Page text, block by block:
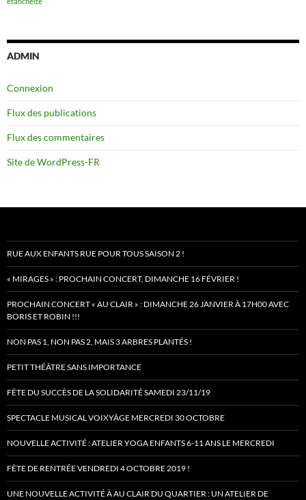
ADMIN
Connexion
Flux des publications
Flux des commentaires
Site de WordPress-FR
RUE AUX ENFANTS RUE POUR TOUS SAISON 2 !
« MIRAGES » : PROCHAIN CONCERT, DIMANCHE 16 FÉVRIER !
PROCHAIN CONCERT « AU CLAIR » : DIMANCHE 26 JANVIER À 17H00 AVEC
BORIS ET ROBIN !!!
NON PAS 1, NON PAS 2, MAIS 3 ARBRES PLANTÉS !
PETIT THÉÂTRE SANS IMPORTANCE
FÊTE DU SUCCÈS DE LA SOLIDARITÉ SAMEDI 23/11/19
SPECTACLE MUSICAL VOIXYÂGE MERCREDI 30 OCTOBRE
NOUVELLE ACTIVITÉ : ATELIER YOGA ENFANTS 6-11 ANS LE MERCREDI
FÊTE DE RENTRÉE VENDREDI 4 OCTOBRE 2019 !
UNE NOUVELLE ACTIVITÉ À AU CLAIR DU QUARTIER : UN ATELIER DE